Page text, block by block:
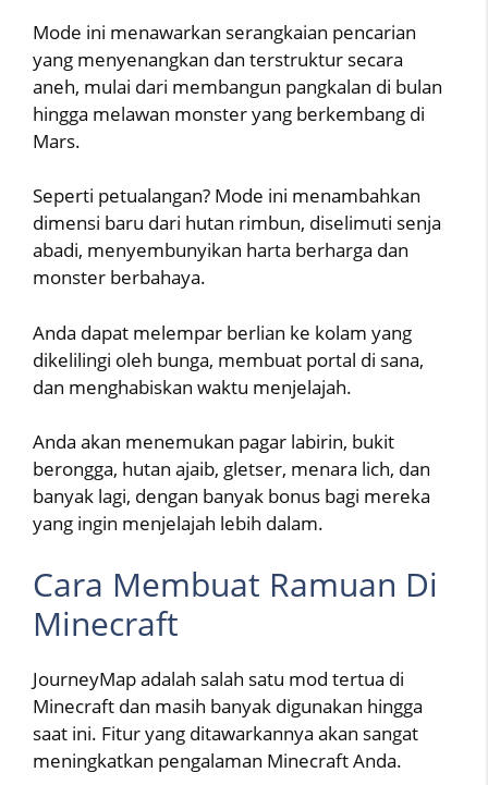
Mode ini menawarkan serangkaian pencarian
yang menyenangkan dan terstruktur secara
aneh, mulai dari membangun pangkalan di bulan
hingga melawan monster yang berkembang di
Mars.
Seperti petualangan? Mode ini menambahkan
dimensi baru dari hutan rimbun, diselimuti senja
abadi, menyembunyikan harta berharga dan
monster berbahaya.
Anda dapat melempar berlian ke kolam yang
dikelilingi oleh bunga, membuat portal di sana,
dan menghabiskan waktu menjelajah.
Anda akan menemukan pagar labirin, bukit
berongga, hutan ajaib, gletser, menara lich, dan
banyak lagi, dengan banyak bonus bagi mereka
yang ingin menjelajah lebih dalam.
Cara Membuat Ramuan Di
Minecraft
JourneyMap adalah salah satu mod tertua di
Minecraft dan masih banyak digunakan hingga
saat ini. Fitur yang ditawarkannya akan sangat
meningkatkan pengalaman Minecraft Anda.